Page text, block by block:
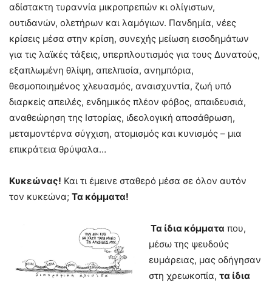
αδίστακτη τυραννία μικροπρεπών κι ολίγιστων,
ουτιδανών, ολετήρων και λαμόγιων. Πανδημία, νέες
κρίσεις μέσα στην κρίση, συνεχής μείωση εισοδημάτων
για τις λαϊκές τάξεις, υπερπλουτισμός για τους Δυνατούς,
εξαπλωμένη θλίψη, απελπισία, ανημπόρια,
θεσμοποιημένος χλευασμός, αναισχυντία, ζωή υπό
διαρκείς απειλές, ενδημικός πλέον φόβος, απαιδευσιά,
αναθεώρηση της Ιστορίας, ιδεολογική αποσάθρωση,
μεταμοντέρνα σύγχιση, ατομισμός και κυνισμός – μια
επικράτεια θρύψαλα…
Κυκεώνας! Και τι έμεινε σταθερό μέσα σε όλον αυτόν
τον κυκεώνα; Τα κόμματα!
Τα ίδια κόμματα που,
μέσω της ψευδούς
ευμάρειας, μας οδήγησαν
στη χρεωκοπία, τα ίδια